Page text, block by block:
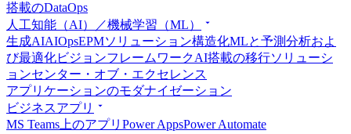
搭載のDataOps
人工知能（AI）／機械学習（ML）
生成AIAIOpsEPMソリューション構造化MLと予測分析およ
び最適化ビジョンフレームワークAI搭載の移行ソリューシ
ョンセンター・オブ・エクセレンス
アプリケーションのモダナイゼーション
ビジネスアプリ
MS Teams上のアプリ Power AppsPower Automate